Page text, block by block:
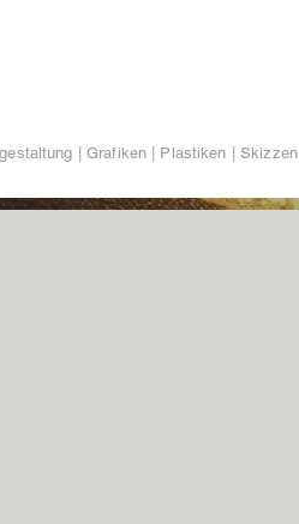
| Grafiken | Plastiken | Skizzen |